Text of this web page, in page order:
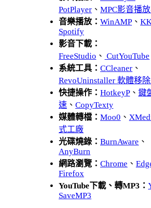
PotPlayer 、 MPC影音播
音樂播放： WinAMP 、
Spotify
影音下載：
FreeStudio 、 CutYouTube
系統工具： CCleaner 、
RevoUninstaller 軟體移
快捷操作： HotkeyP 、 鍵
速 、 CopyTexty
媒體轉檔： Moo0 、
式工廠
光碟燒錄： BurnAware 、
AnyBurn
網路瀏覽： Chrome 、
Firefox
YouTube下載、轉MP3：
SaveMP3